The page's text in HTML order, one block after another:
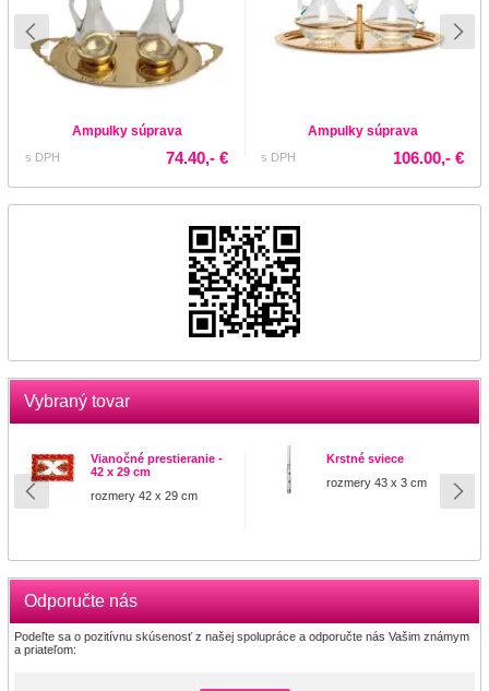
Ampulky súprava
s DPH 74.40,- €
Ampulky súprava
s DPH 106.00,- €
Vybraný tovar
Vianočné prestieranie -
42 x 29 cm
rozmery 42 x 29 cm
Krstné sviece
rozmery 43 x 3 cm
Odporučte nás
Podeľte sa o pozitívnu skúsenosť z našej spolupráce a odporučte nás Vašim známym
a priateľom: